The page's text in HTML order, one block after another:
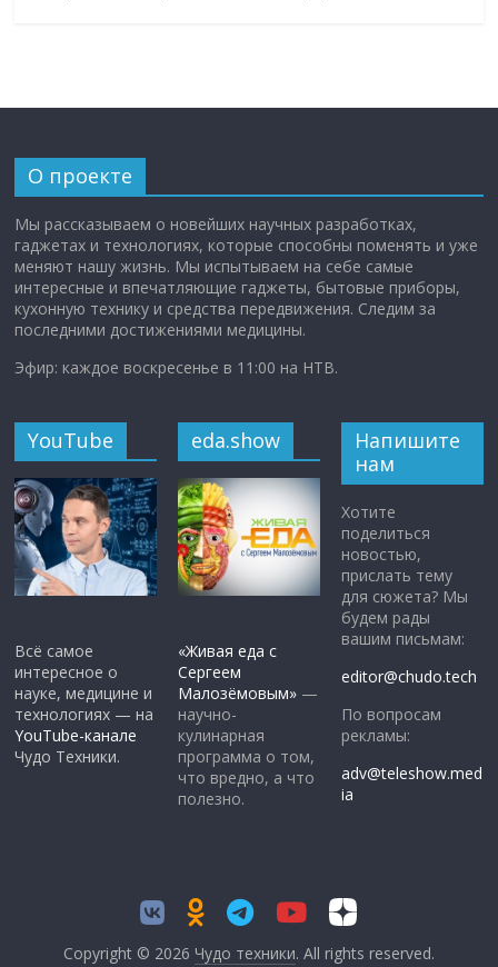
О проекте
Мы рассказываем о новейших научных разработках,
гаджетах и технологиях, которые способны поменять и уже
меняют нашу жизнь. Мы испытываем на себе самые
интересные и впечатляющие гаджеты, бытовые приборы,
кухонную технику и средства передвижения. Следим за
последними достижениями медицины.
Эфир: каждое воскресенье в 11:00 на НТВ.
YouTube
Всё самое
интересное о
науке, медицине и
технологиях — на
YouTube-канале
Чудо Техники.
eda.show
«Живая еда с
Сергеем
Малозёмовым» —
научно-
кулинарная
программа о том,
что вредно, а что
полезно.
Напишите
нам
Хотите
поделиться
новостью,
прислать тему
для сюжета? Мы
будем рады
вашим письмам:
editor@chudo.tech
По вопросам
рекламы:
adv@teleshow.med
ia
Copyright © 2026 Чудо техники. All rights reserved.